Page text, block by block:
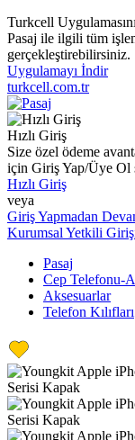
Turkcell
Pasaj ile ilgili tüm
gerçekleştirebilirsiniz.
Uygulamayı İndir
turkcell.com.tr
Hızlı Giriş
Size özel ödeme
için Giriş Yap/Üye Ol
Hızlı Giriş
veya
Giriş Yapmadan
Kurumsal Yetkili
Pasaj
Cep Telefonu-
Aksesuarlar
Telefon Kılıfları